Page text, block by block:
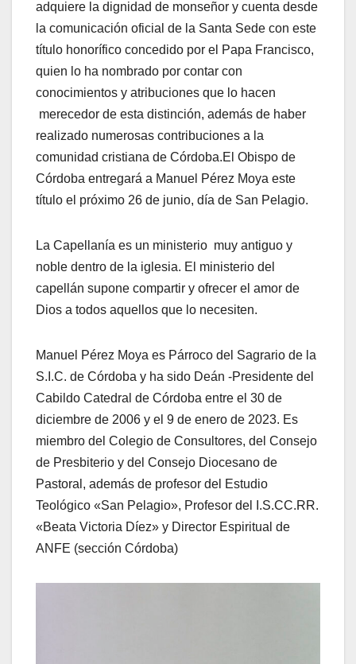
adquiere la dignidad de monseñor y cuenta desde
la comunicación oficial de la Santa Sede con este
título honorífico concedido por el Papa Francisco,
quien lo ha nombrado por contar con
conocimientos y atribuciones que lo hacen
merecedor de esta distinción, además de haber
realizado numerosas contribuciones a la
comunidad cristiana de Córdoba.El Obispo de
Córdoba entregará a Manuel Pérez Moya este
título el próximo 26 de junio, día de San Pelagio.
La Capellanía es un ministerio muy antiguo y
noble dentro de la iglesia. El ministerio del
capellán supone compartir y ofrecer el amor de
Dios a todos aquellos que lo necesiten.
Manuel Pérez Moya es Párroco del Sagrario de la
S.I.C. de Córdoba y ha sido Deán -Presidente del
Cabildo Catedral de Córdoba entre el 30 de
diciembre de 2006 y el 9 de enero de 2023. Es
miembro del Colegio de Consultores, del Consejo
de Presbiterio y del Consejo Diocesano de
Pastoral, además de profesor del Estudio
Teológico «San Pelagio», Profesor del I.S.CC.RR.
«Beata Victoria Díez» y Director Espiritual de
ANFE (sección Córdoba)